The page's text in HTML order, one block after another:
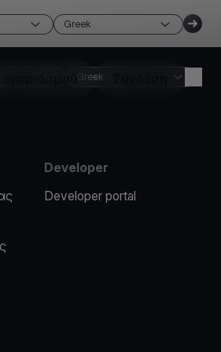
Greek
Greek
Developer
Developer portal